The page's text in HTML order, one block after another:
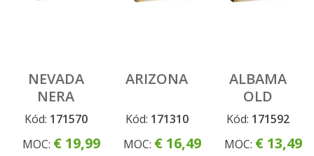
NEVADA
NERA
Kód: 171570
MOC: € 19,99
ARIZONA
Kód: 171310
MOC: € 16,49
ALBAMA
OLD
METAL
Kód: 171592
MOC: € 13,49